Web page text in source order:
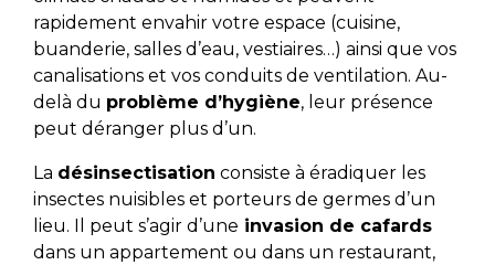
rapidement envahir votre espace (cuisine,
buanderie, salles d’eau, vestiaires…) ainsi que vos
canalisations et vos conduits de ventilation. Au-
delà du problème d’hygiène, leur présence
peut déranger plus d’un.
La désinsectisation consiste à éradiquer les
insectes nuisibles et porteurs de germes d’un
lieu. Il peut s’agir d’une invasion de cafards
dans un appartement ou dans un restaurant,